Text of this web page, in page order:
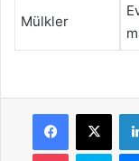
Mülkler
Facebook
X
Pocket